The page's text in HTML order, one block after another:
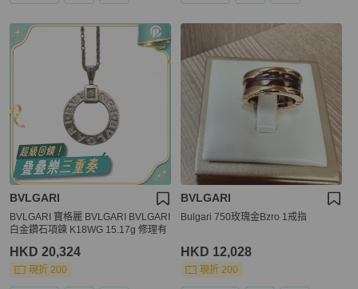
BVLGARI
BVLGARI 寶格麗 BVLGARI BVLGARI
白金鑽石項鍊 K18WG 15.17g 修理有
HKD 20,324
現折 200
BVLGARI
Bulgari 750玫瑰金Bzro 1戒指
HKD 12,028
現折 200